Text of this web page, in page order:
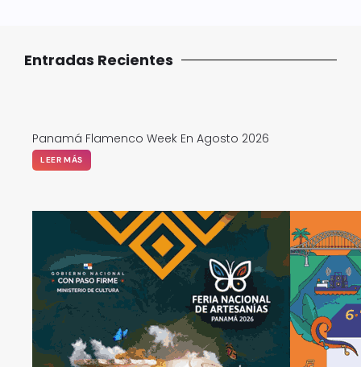
Entradas Recientes
Panamá Flamenco Week En Agosto 2026
LEER MÁS